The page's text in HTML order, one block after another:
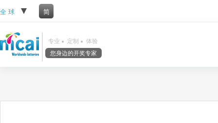
全 球 简
专业 定制
体验
您身边的开奖专家